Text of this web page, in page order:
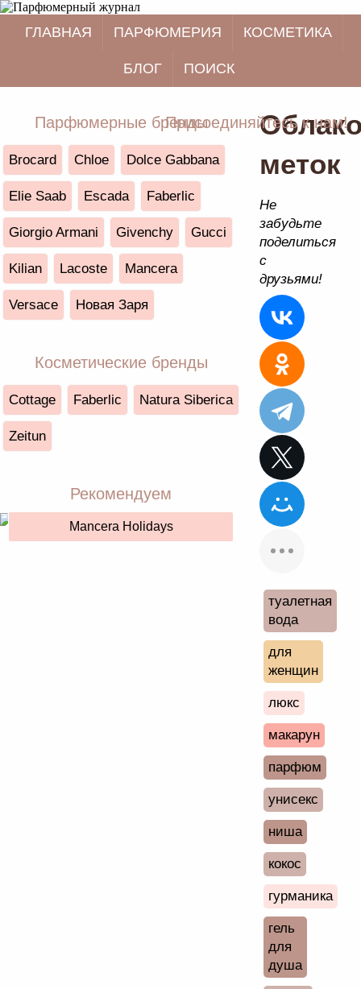
ГЛАВНАЯ ПАРФЮМЕРИЯ КОСМЕТИКА
БЛОГ ПОИСК
меток
Не
забудьте
поделиться
с
друзьями!
туалетная
вода
для
женщин
люкс
макарун
парфюм
унисекс
ниша
кокос
гурманика
гель
для
душа
Парфюмерные бренды
Brocard Chloe Dolce Gabbana
Elie Saab Escada Faberlic
Giorgio Armani Givenchy Gucci
Kilian Lacoste Mancera
Versace Новая Заря
Косметические бренды
Cottage Faberlic Natura Siberica
Zeitun
Рекомендуем
Mancera Holidays
Присоединяйтесь к нам!